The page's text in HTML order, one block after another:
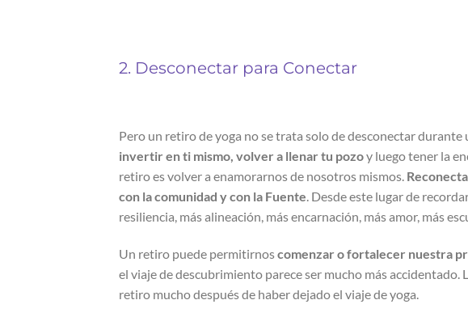
2. Desconectar para Conectar
Pero un retiro de yoga no se trata solo de desconectar
invertir en ti mismo, volver a llenar tu pozoy luego tener la
retiro es volver a enamorarnos de nosotros mismos.
con la comunidad y con la Fuente. Desde este lugar de
resiliencia, más alineación, más encarnación, más amor, más
Un retiro puede permitirnoscomenzar o fortalecer nuestra
el viaje de descubrimiento parece ser mucho más accidentado.
retiro mucho después de haber dejado el viaje de yoga.